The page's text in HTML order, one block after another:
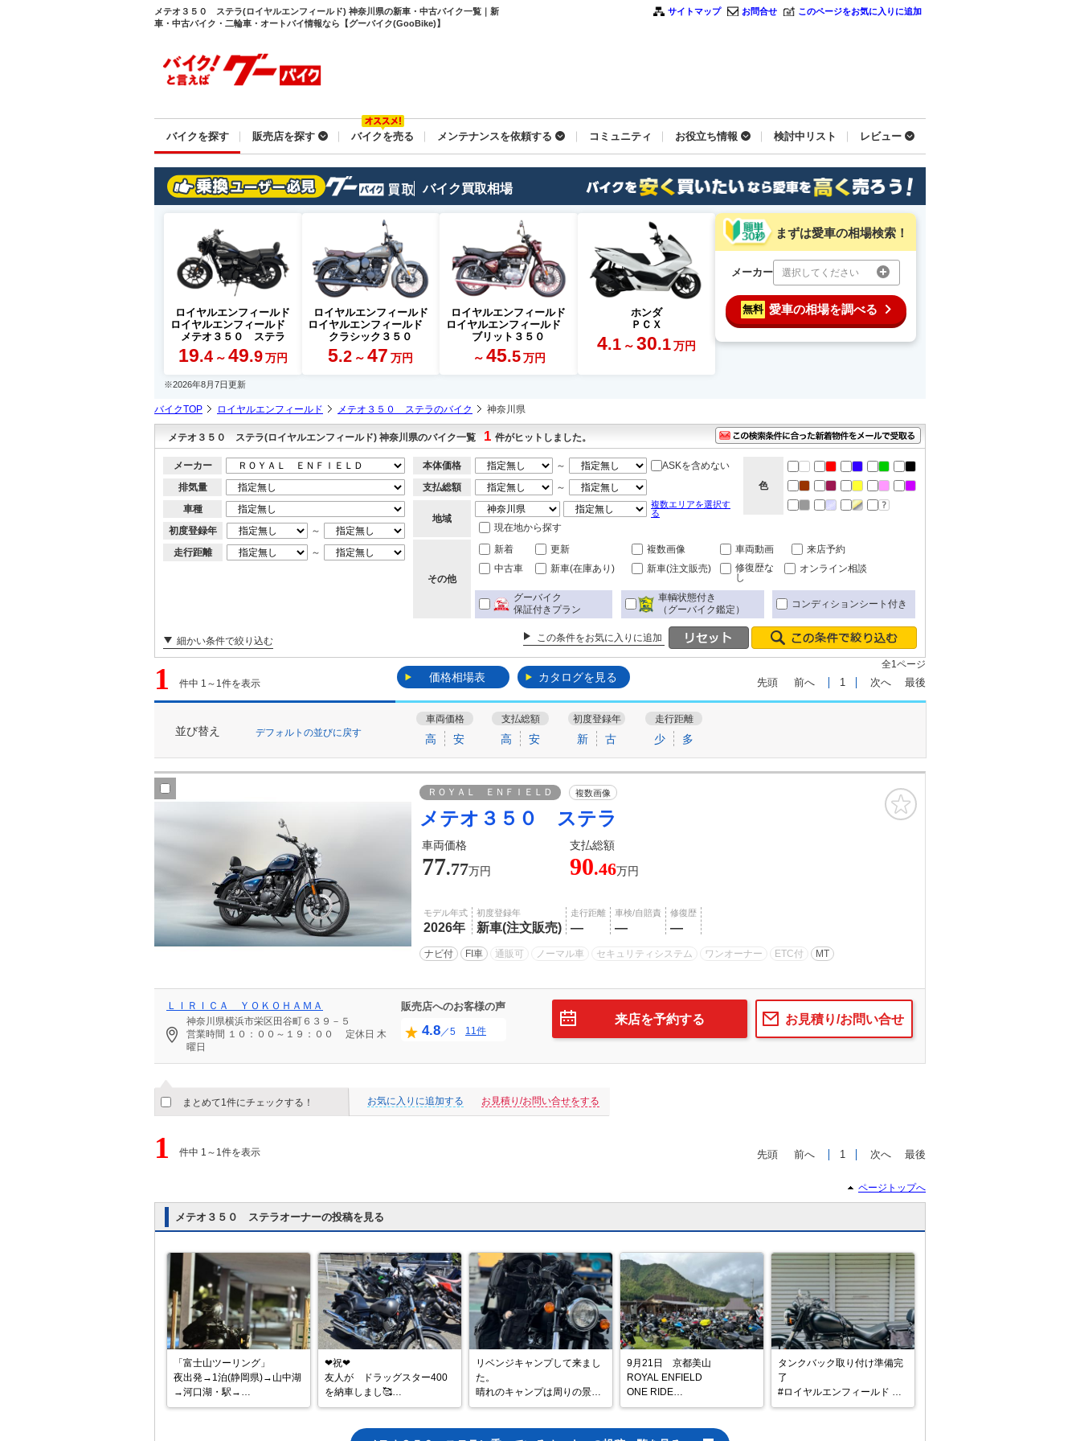
メテオ３５０ ステラ(ロイヤルエンフィールド) 神奈川県の新車・中古バイク一覧｜新
車・中古バイク・二輪車・オートバイ情報なら【グーバイク(GooBike)】
サイトマップ お問合せ このページをお気に入りに追加
バイクを探す 販売店を探す バイクを売る メンテナンスを依頼する コミュニティ お役立ち情報 検討中リスト レビュー
バイク買取相場
ロイヤルエンフィールド
ロイヤルエンフィールド
メテオ３５０ ステラ
19.4 ～ 49.9 万円
ロイヤルエンフィールド
ロイヤルエンフィールド
クラシック３５０
5.2 ～ 47 万円
ロイヤルエンフィールド
ロイヤルエンフィールド
ブリット３５０
～ 45.5 万円
ホンダ
ＰＣＸ
4.1 ～ 30.1 万円
まずは愛車の相場検索！
メーカー 選択してください
無料 愛車の相場を調べる
※2026年8月7日更新
バイクTOP ロイヤルエンフィールド メテオ３５０ ステラのバイク 神奈川県
メテオ３５０ ステラ(ロイヤルエンフィールド) 神奈川県のバイク一覧 1 件がヒットしました。
メーカー
排気量
車種
初度登録年
～
走行距離
～
本体価格 ～
ASKを含めない
支払総額
～
地域
複数エリアを選択す
る
現在地から探す
色
その他
新着 更新 複数画像 車両動画
来店予約
中古車
新車(在庫あり) 新車(注文販売)
修復歴な
し
オンライン相談
グーバイク
保証付きプラン
車輌状態付き
（グーバイク鑑定）
コンディションシート付き
細かい条件で絞り込む この条件をお気に入りに追加
1 件中 1～1件を表示 価格相場表 カタログを見る
全1ページ
先頭 前へ 1 次へ 最後
並び替え デフォルトの並びに戻す
車両価格
高 安
支払総額
高 安
初度登録年
新 古
走行距離
少 多
ＲＯＹＡＬ ＥＮＦＩＥＬＤ 複数画像
メテオ３５０ ステラ
車両価格 支払総額
77.77万円 90.46万円
モデル年式
2026年
初度登録年
新車(注文販売)
走行距離
―
車検/自賠責
―
修復歴
―
ナビ付 FI車 通販可 ノーマル車 セキュリティシステム ワンオーナー ETC付 MT
ＬＩＲＩＣＡ ＹＯＫＯＨＡＭＡ
神奈川県横浜市栄区田谷町６３９－５
営業時間 １０：００～１９：００ 定休日 木
曜日
販売店へのお客様の声
4.8／5 11件
お見積り/お問い合せ
来店を予約する
まとめて1件にチェックする！ お気に入りに追加する お見積り/お問い合せをする
1 件中 1～1件を表示 先頭 前へ 1 次へ 最後
ページトップへ
メテオ３５０ ステラオーナーの投稿を見る
「富士山ツーリング」
夜出発→1泊(静岡県)→山中湖
→河口湖・駅→
富士山5号目(送迎バス)→中央
❤祝❤
友人が　ドラッグスター400
を納車しまし🥰
ん～十年ぶりのリターンライ
リベンジキャンプして来まし
た。
晴れのキャンプは周りの景色
を
9月21日　京都美山
ROYAL ENFIELD
ONE RIDE
参加して来ました。
メーカーのネイムプレートや
タンクバック取り付け準備完
了
#ロイヤルエンフィールド
#メテオ350
で相場をチェック！
排気量
車種
型式(任意)